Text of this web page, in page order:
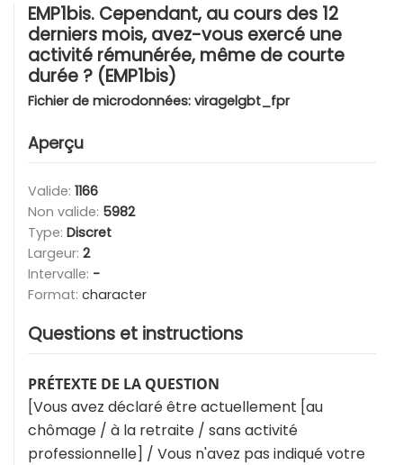
EMP1bis. Cependant, au cours des 12
derniers mois, avez-vous exercé une
activité rémunérée, même de courte
durée ? (EMP1bis)
Fichier de microdonnées: viragelgbt_fpr
Aperçu
Valide: 1166
Non valide: 5982
Type: Discret
Largeur: 2
Intervalle: -
Format: character
Questions et instructions
PRÉTEXTE DE LA QUESTION
[Vous avez déclaré être actuellement [au
chômage / à la retraite / sans activité
professionnelle] / Vous n'avez pas indiqué votre